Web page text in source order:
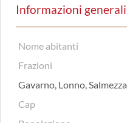
Informazioni generali
Nome abitanti
Frazioni
Gavarno, Lonno,
Cap